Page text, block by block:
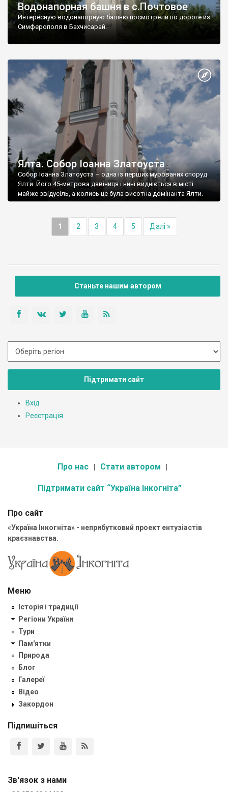
Водонапорная башня в с.Почтовое
Интересную водонапорную башню посмотрели по дороге из
Симферополя в Бахчисарай.
Ялта. Собор Іоанна Златоуста
Собор Іоанна Златоуста – одна із перших мурованих споруд
Ялти. Його 45-метрова дзвіниця і нині видніється в місті
майже звідусіль, а колись це була висотна домінанта Ялти.
1 2 3 4 5 Далі »
Станьте нашим автором
Підтримати сайт
Вхід
Реєстрація
Про нас Стати автором
Підтримати сайт “Україна Інкогніта”
Про сайт
«Україна Інкогніта» - неприбутковий проект ентузіастів
краєзнавства.
Меню
Історія і традиції
Регіони України
Тури
Пам'ятки
Природа
Блог
Галереї
Відео
Закордон
Підпишіться
Зв'язок з нами